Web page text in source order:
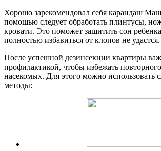
Хорошо зарекомендовал себя карандаш
помощью следует обработать плинтусы,
кровати. Это поможет защитить сон
полностью избавиться от клопов не удастся.
После успешной дезинсекции квартиры
профилактикой, чтобы избежать
насекомых. Для этого можно использовать
методы: